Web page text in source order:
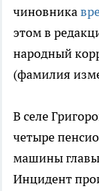
чиновника
этом в
народный
(фамилия
В селе
четыре
машины
Инцидент